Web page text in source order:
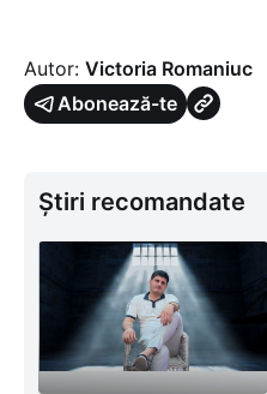
Autor: Victoria Romaniuc
Abonează-te
Știri recomandate